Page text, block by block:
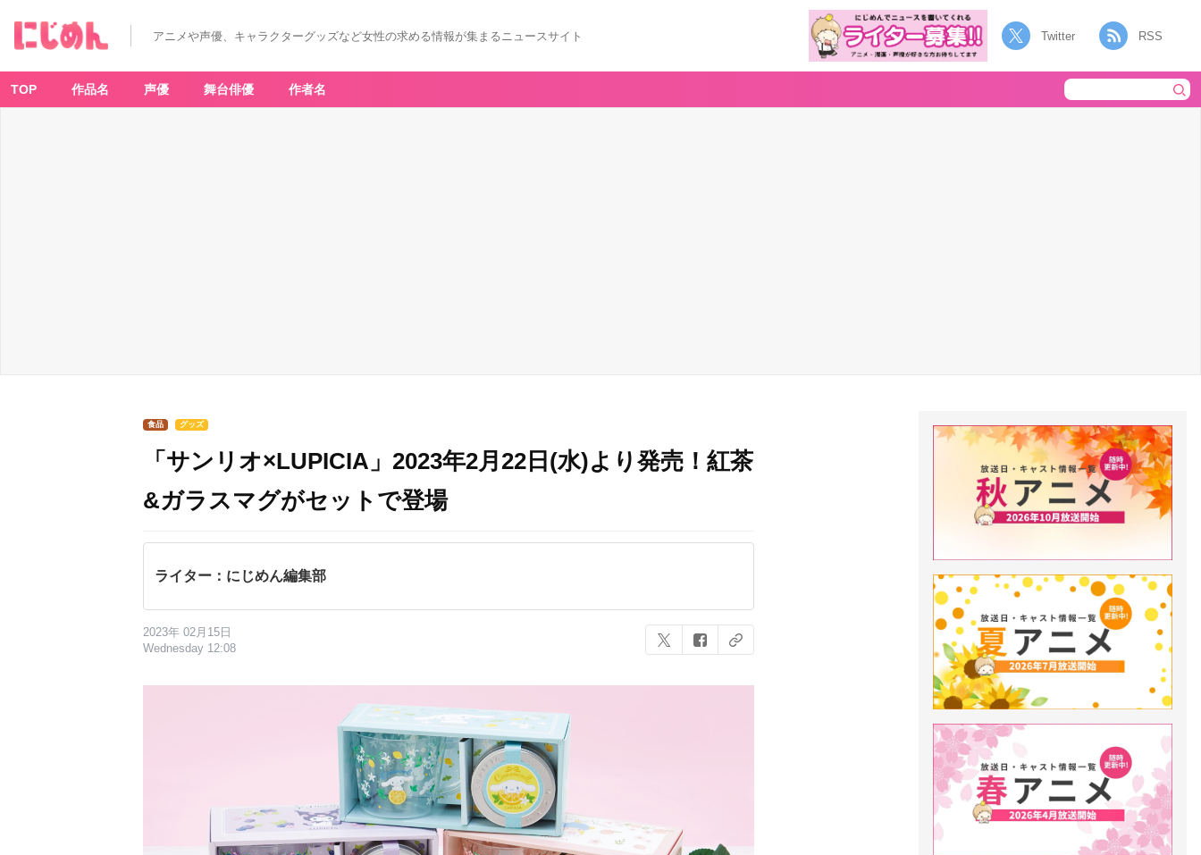
アニメや声優、キャラクターグッズなど女性の求める情報が集まるニュースサイト Twitter RSS
TOP 作品名 声優 舞台俳優 作者名
食品 グッズ
「サンリオ×LUPICIA」2023年2月22日(水)より発売！紅茶
&ガラスマグがセットで登場
ライター：にじめん編集部
2023年 02月15日
Wednesday 12:08